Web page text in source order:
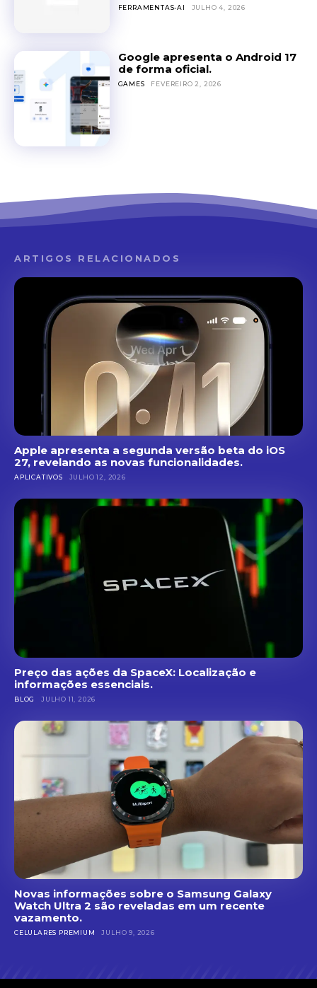
FERRAMENTAS-AI JULHO 4, 2026
Google apresenta o Android 17
de forma oficial.
GAMES FEVEREIRO 2, 2026
ARTIGOS RELACIONADOS
Apple apresenta a segunda versão beta do iOS
27, revelando as novas funcionalidades.
APLICATIVOS JULHO 12, 2026
Preço das ações da SpaceX: Localização e
informações essenciais.
BLOG JULHO 11, 2026
Novas informações sobre o Samsung Galaxy
Watch Ultra 2 são reveladas em um recente
vazamento.
CELULARES PREMIUM JULHO 9, 2026